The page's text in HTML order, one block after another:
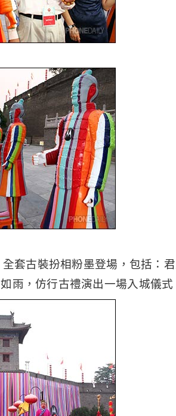
套古裝扮相粉墨登場，包括：
雨，仿行古禮演出一場入城儀式